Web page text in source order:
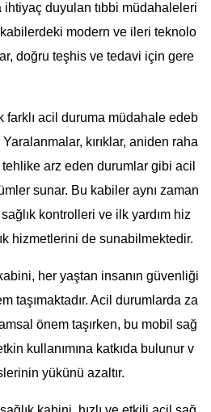
duyulan tıbbi müdahaleleri
modern ve ileri teknolo
doğru teşhis ve tedavi için gere
farklı acil duruma müdahale edeb
kırıklar, aniden raha
arz eden durumlar gibi acil
sunar. Bu kabiler aynı zaman
kontrolleri ve ilk yardım hiz
hizmetlerini de sunabilmektedir.
her yaştan insanın güvenliği
taşımaktadır. Acil durumlarda za
önem taşırken, bu mobil sağ
kullanımına katkıda bulunur v
yükünü azaltır.